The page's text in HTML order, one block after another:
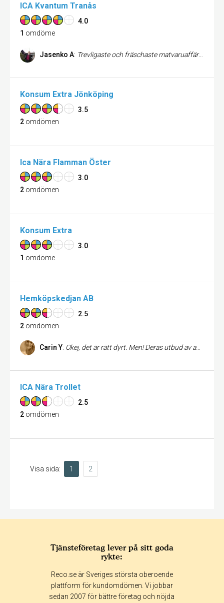
ICA Kvantum Tranås
4.0
1 omdöme
Jasenko A: Trevligaste och fräschaste matvaruaffären i stan! stort utbud av grönt och säljer även filmer och spel! alltid stort utbud av godis, mycket snyggt inne i affären och alltid fräscht!
Konsum Extra Jönköping
3.5
2 omdömen
Ica Nära Flamman Öster
3.0
2 omdömen
Konsum Extra
3.0
1 omdöme
Hemköpskedjan AB
2.5
2 omdömen
Carin Y: Okej, det är rätt dyrt. Men! Deras utbud av annorlunda (roligare) märken och ekologiska produkter vinner över de flesta mindre matbutiker här i stada.
ICA Nära Trollet
2.5
2 omdömen
Visa sida: 1 2
Tjänsteföretag lever på sitt goda
rykte:
Reco.se är Sveriges största oberoende
plattform för kundomdömen. Vi jobbar
sedan 2007 för bättre företag och nöjda